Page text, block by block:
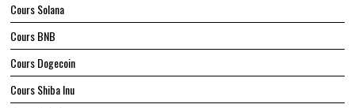
Cours Solana
Cours BNB
Cours Dogecoin
Cours Shiba Inu